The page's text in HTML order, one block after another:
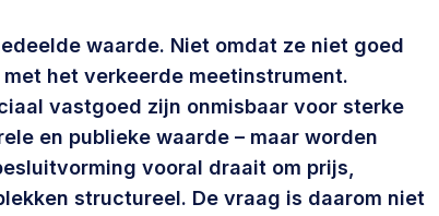
netwerken uitbreiden >
Buurtenergie
Energiecollectieven, buurt vergroenen, SDG >
waarde. Niet omdat ze niet goed
het verkeerde meetinstrument.
vastgoed zijn onmisbaar voor sterke
en publieke waarde – maar worden
vooral draait om prijs,
structureel. De vraag is daarom niet